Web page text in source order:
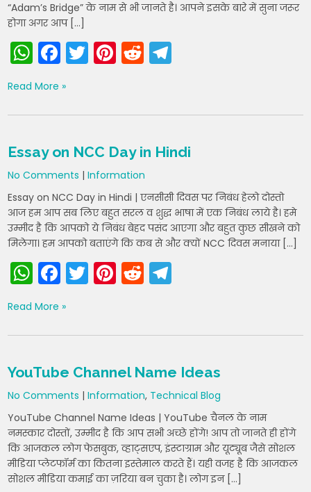
“Adam’s Bridge” के नाम से भी जानते है। आपने इसके बारे में सुना जरूर
होगा अगर आप […]
W
h
a
ts
A
p
p
F
a
c
e
b
o
o
k
T
w
er
Pi
nt
e
st
R
e
di
t
gr
a
m
Read More »
Essay on NCC Day in Hindi
No Comments |Information
Essay on NCC Day in Hindi | एनसीसी दिवस पर निबंध हेलो दोस्तो
आज हम आप सब लिए बहुत सरल व शुद्ध भाषा में एक निबंध लाये है। हमे
उम्मीद है कि आपको ये निबंध बेहद पसंद आएगा और बहुत कुछ सीखने को
मिलेगा। हम आपको बताएंगे कि कब से और क्यों NCC दिवस मनाया […]
W
h
a
ts
A
p
p
F
a
c
e
b
o
o
k
T
w
er
Pi
nt
e
st
R
e
di
t
gr
a
m
Read More »
YouTube Channel Name Ideas
No Comments |Information, Technical Blog
YouTube Channel Name Ideas | YouTube चैनल के नाम
नमस्कार दोस्तों, उम्मीद है कि आप सभी अच्छे होंगे! आप तो जानते ही होंगे
कि आजकल लोग फेसबुक, व्हाट्सएप, इंस्टाग्राम और यूट्यूब जैसे सोशल
मीडिया प्लेटफॉर्म का कितना इस्तेमाल करते हैं। यही वजह है कि आजकल
सोशल मीडिया कमाई का ज़रिया बन चुका है। लोग इन […]